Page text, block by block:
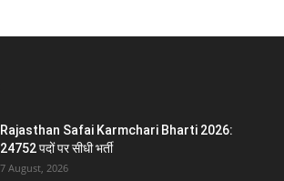
Rajasthan Safai Karmchari Bharti 2026:
24752 पदों पर सीधी भर्ती
7 August, 2026